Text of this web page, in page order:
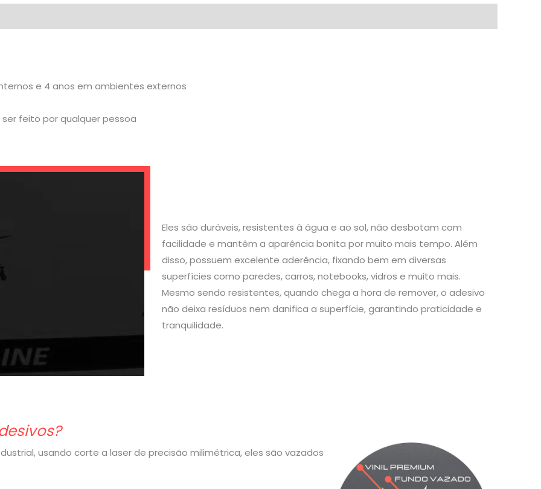
e 4 anos em ambientes externos
feito por qualquer pessoa
Eles são duráveis, resistentes à água e ao sol, não desbotam com
facilidade e mantêm a aparência bonita por muito mais tempo. Além
disso, possuem excelente aderência, fixando bem em diversas
superfícies como paredes, carros, notebooks, vidros e muito mais.
Mesmo sendo resistentes, quando chega a hora de remover, o adesivo
não deixa resíduos nem danifica a superfície, garantindo praticidade e
tranquilidade.
usando corte a laser de precisão milimétrica, eles são vazados